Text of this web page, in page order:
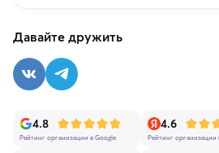
Давайте дружить
4.8
Рейтинг организации в Google
4.6
Рейтинг организации